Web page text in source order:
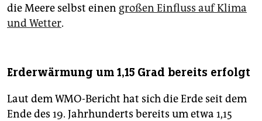
die Meere selbst einen großen Einfluss auf Klima
und Wetter.
Erderwärmung um 1,15 Grad bereits erfolgt
Laut dem WMO-Bericht hat sich die Erde seit dem
Ende des 19. Jahrhunderts bereits um etwa 1,15